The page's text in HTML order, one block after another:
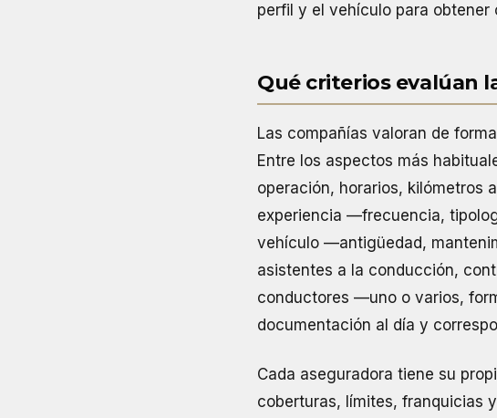
perfil y el vehículo para
Qué criterios evalúan
Las compañías valoran de
Entre los aspectos más
operación, horarios, kilómetros
experiencia —frecuencia,
vehículo —antigüedad,
asistentes a la conducción,
conductores —uno o varios,
documentación al día y
Cada aseguradora tiene su
coberturas, límites, franquicias